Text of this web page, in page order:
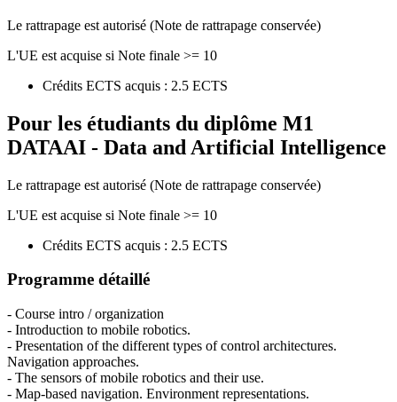
Le rattrapage est autorisé (Note de rattrapage conservée)
L'UE est acquise si Note finale >= 10
Crédits ECTS acquis : 2.5 ECTS
Pour les étudiants du diplôme M1
DATAAI - Data and Artificial Intelligence
Le rattrapage est autorisé (Note de rattrapage conservée)
L'UE est acquise si Note finale >= 10
Crédits ECTS acquis : 2.5 ECTS
Programme détaillé
- Course intro / organization
- Introduction to mobile robotics.
- Presentation of the different types of control architectures.
Navigation approaches.
- The sensors of mobile robotics and their use.
- Map-based navigation. Environment representations.